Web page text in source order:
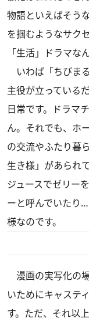
物語といえばそう
を掴むようなサク
「生活」ドラマな
いわば「ちびま
主役が立っている
日常です。ドラマ
ん。それでも、ホ
の交流やふたり暮
生き様」があられ
ジュースでゼリー
ーと呼んでいたり
様なのです。
漫画の実写化の
いためにキャステ
す。ただ、それ以